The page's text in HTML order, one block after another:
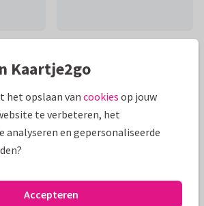
je kaart
Kaartje2go
het opslaan van cookies op jouw
te verbeteren, het
analyseren en gepersonaliseerde
Accepteren